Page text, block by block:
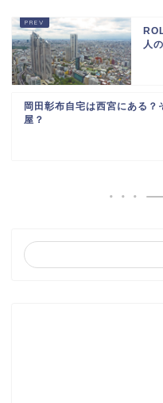
人
岡田彰布自宅は西宮にある？
屋？